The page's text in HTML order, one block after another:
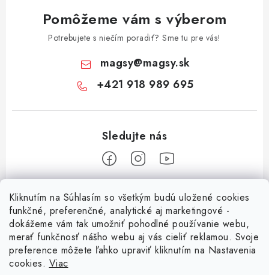
Kliknutím na Súhlasím so všetkým budú uložené cookies
funkčné, preferenčné, analytické aj marketingové -
dokážeme vám tak umožniť pohodlné používanie webu,
merať funkčnosť nášho webu aj vás cieliť reklamou. Svoje
preference môžete ľahko upraviť kliknutím na Nastavenia
cookies. Viac
Pomôžeme vám s výberom
Potrebujete s niečím poradiť? Sme tu pre vás!
magsy@magsy.sk
+421 918 989 695
Informácie pre vás
O nás
Obchodné podmienky
Facebook